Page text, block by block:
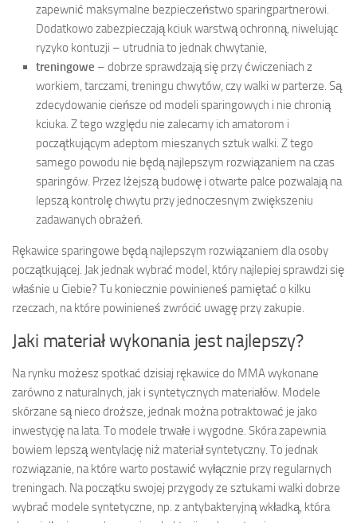
zapewnić maksymalne bezpieczeństwo sparingpartnerowi.
Dodatkowo zabezpieczają kciuk warstwą ochronną, niwelując
ryzyko kontuzji – utrudnia to jednak chwytanie,
treningowe – dobrze sprawdzają się przy ćwiczeniach z
workiem, tarczami, treningu chwytów, czy walki w parterze. Są
zdecydowanie cieńsze od modeli sparingowych i nie chronią
kciuka. Z tego względu nie zalecamy ich amatorom i
początkującym adeptom mieszanych sztuk walki. Z tego
samego powodu nie będą najlepszym rozwiązaniem na czas
sparingów. Przez lżejszą budowę i otwarte palce pozwalają na
lepszą kontrolę chwytu przy jednoczesnym zwiększeniu
zadawanych obrażeń.
Rękawice sparingowe będą najlepszym rozwiązaniem dla osoby
początkującej. Jak jednak wybrać model, który najlepiej sprawdzi się
właśnie u Ciebie? Tu koniecznie powinieneś pamiętać o kilku
rzeczach, na które powinieneś zwrócić uwagę przy zakupie.
Jaki materiał wykonania jest najlepszy?
Na rynku możesz spotkać dzisiaj rękawice do MMA wykonane
zarówno z naturalnych, jak i syntetycznych materiałów. Modele
skórzane są nieco droższe, jednak można potraktować je jako
inwestycję na lata. To modele trwałe i wygodne. Skóra zapewnia
bowiem lepszą wentylację niż materiał syntetyczny. To jednak
rozwiązanie, na które warto postawić wyłącznie przy regularnych
treningach. Na początku swojej przygody ze sztukami walki dobrze
wybrać modele syntetyczne, np. z antybakteryjną wkładką, która